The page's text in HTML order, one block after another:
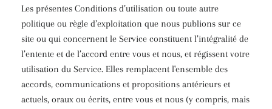
Les présentes Conditions d’utilisation ou toute autre
politique ou règle d’exploitation que nous publions sur ce
site ou qui concernent le Service constituent l’intégralité de
l’entente et de l’accord entre vous et nous, et régissent votre
utilisation du Service. Elles remplacent l'ensemble des
accords, communications et propositions antérieurs et
actuels, oraux ou écrits, entre vous et nous (y compris, mais